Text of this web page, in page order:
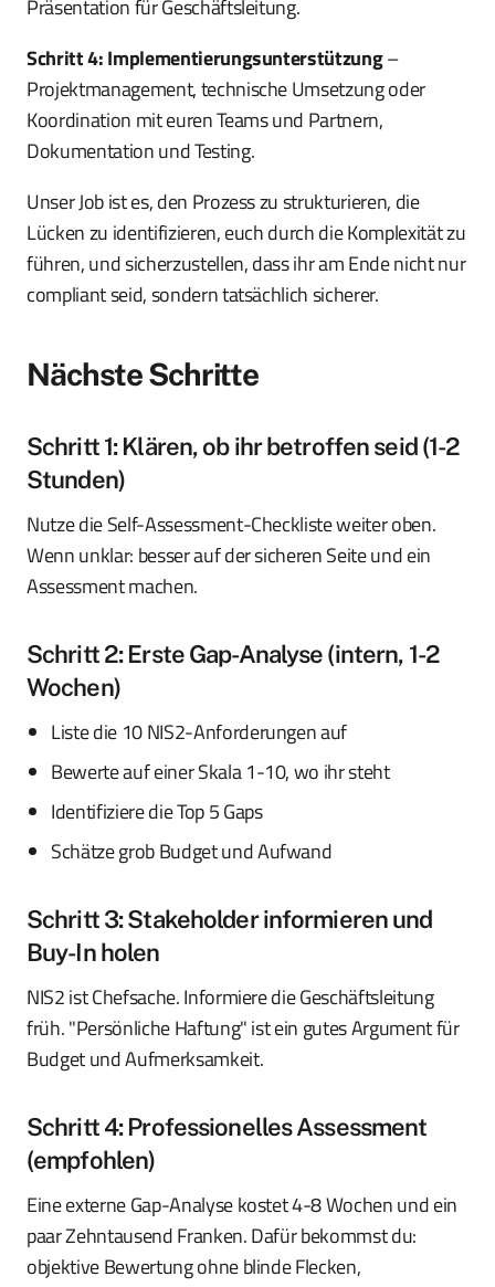
Präsentation für Geschäftsleitung.
Schritt 4: Implementierungsunterstützung–
Projektmanagement, technische Umsetzung oder
Koordination mit euren Teams und Partnern,
Dokumentation und Testing.
Unser Job ist es, den Prozess zu strukturieren, die
Lücken zu identifizieren, euch durch die Komplexität zu
führen, und sicherzustellen, dass ihr am Ende nicht nur
compliant seid, sondern tatsächlich sicherer.
Nächste Schritte
Schritt 1: Klären, ob ihr betroffen seid (1-2
Stunden)
Nutze die Self-Assessment-Checkliste weiter oben.
Wenn unklar: besser auf der sicheren Seite und ein
Assessment machen.
Schritt 2: Erste Gap-Analyse (intern, 1-2
Wochen)
Liste die 10 NIS2-Anforderungen auf
Bewerte auf einer Skala 1-10, wo ihr steht
Identifiziere die Top 5 Gaps
Schätze grob Budget und Aufwand
Schritt 3: Stakeholder informieren und
Buy-In holen
NIS2 ist Chefsache. Informiere die Geschäftsleitung
früh. "Persönliche Haftung" ist ein gutes Argument für
Budget und Aufmerksamkeit.
Schritt 4: Professionelles Assessment
(empfohlen)
Eine externe Gap-Analyse kostet 4-8 Wochen und ein
paar Zehntausend Franken. Dafür bekommst du:
objektive Bewertung ohne blinde Flecken,